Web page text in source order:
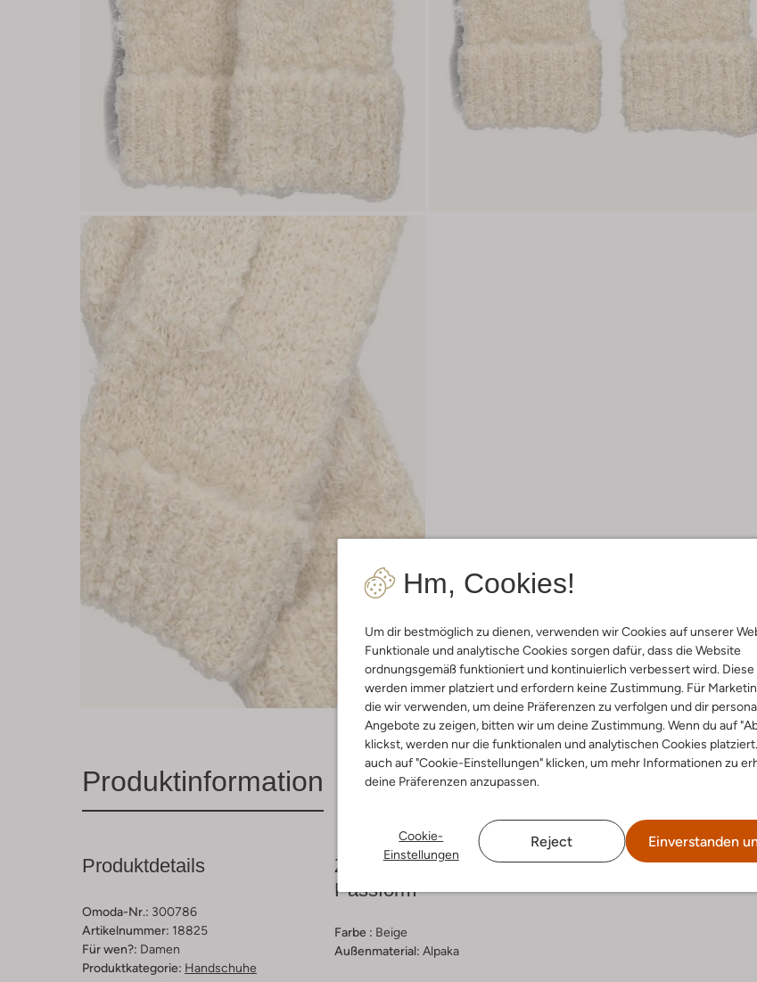
Hm, Cookies!
Um dir bestmöglich zu dienen, verwenden wir Cookies auf unserer
Funktionale und analytische Cookies sorgen dafür, dass die Website
ordnungsgemäß funktioniert und kontinuierlich verbessert wird. Diese
werden immer platziert und erfordern keine Zustimmung. Für
die wir verwenden, um deine Präferenzen zu verfolgen und dir
Angebote zu zeigen, bitten wir um deine Zustimmung. Wenn du auf
klickst, werden nur die funktionalen und analytischen Cookies
auch auf "Cookie-Einstellungen" klicken, um mehr Informationen zu
deine Präferenzen anzupassen.
Cookie-
Einstellungen
Reject Einverstanden
Produktinformation Lieferung & Rückgabe
Produktdetails
Omoda-Nr.: 300786
Artikelnummer: 18825
Für wen?: Damen
Produktkategorie: Handschuhe
Zusammensetzung &
Passform
Farbe : Beige
Außenmaterial: Alpaka